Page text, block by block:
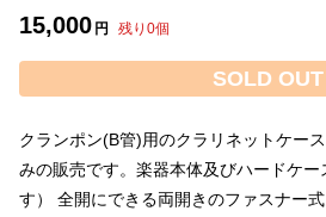
15,000 円 残り 0個
SOLD OUT
クランポン(B管)用のクラリネットケー
みの販売です。楽器本体及びハードケ
す） 全開にできる両開きのファスナー式